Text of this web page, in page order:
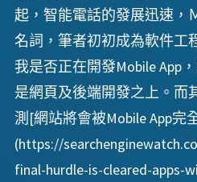
起，智能電話的發展迅速，
名詞，筆者初初成為軟件工
我是否正在開發Mobile App
是網頁及後端開發之上。而
測[網站將會被Mobile App完
(https://
final-hurdle-is-cleared-apps-